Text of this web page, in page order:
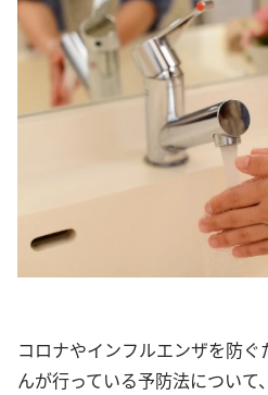
コロナやインフルエンザを防
んが行っている予防法について